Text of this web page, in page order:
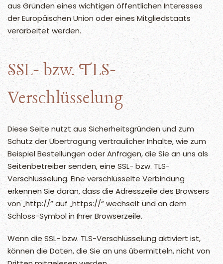
aus Gründen eines wichtigen öffentlichen Interesses
der Europäischen Union oder eines Mitgliedstaats
verarbeitet werden.
SSL- bzw. TLS-
Verschlüsselung
Diese Seite nutzt aus Sicherheitsgründen und zum
Schutz der Übertragung vertraulicher Inhalte, wie zum
Beispiel Bestellungen oder Anfragen, die Sie an uns als
Seitenbetreiber senden, eine SSL- bzw. TLS-
Verschlüsselung. Eine verschlüsselte Verbindung
erkennen Sie daran, dass die Adresszeile des Browsers
von „http://“ auf „https://“ wechselt und an dem
Schloss-Symbol in Ihrer Browserzeile.
Wenn die SSL- bzw. TLS-Verschlüsselung aktiviert ist,
können die Daten, die Sie an uns übermitteln, nicht von